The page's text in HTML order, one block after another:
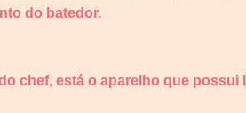
do batedor.
chef, está o aparelho que possui